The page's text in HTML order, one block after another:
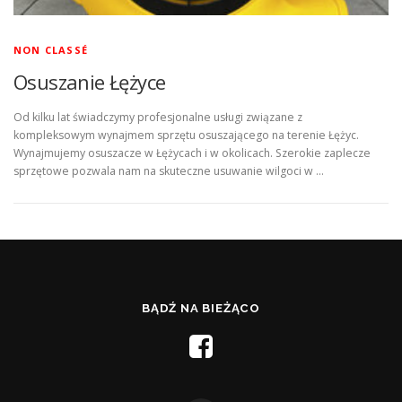
NON CLASSÉ
Osuszanie Łężyce
Od kilku lat świadczymy profesjonalne usługi związane z
kompleksowym wynajmem sprzętu osuszającego na terenie Łężyc.
Wynajmujemy osuszacze w Łężycach i w okolicach. Szerokie zaplecze
sprzętowe pozwala nam na skuteczne usuwanie wilgoci w …
BĄDŹ NA BIEŻĄCO